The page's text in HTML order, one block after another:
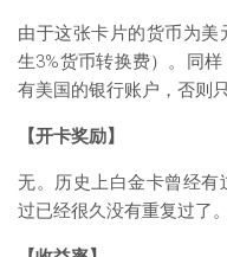
由于这张卡片的货币为
生3%货币转换费）。同样
有美国的银行账户，否则
【开卡奖励】
无。历史上白金卡曾经有
过已经很久没有重复过了。